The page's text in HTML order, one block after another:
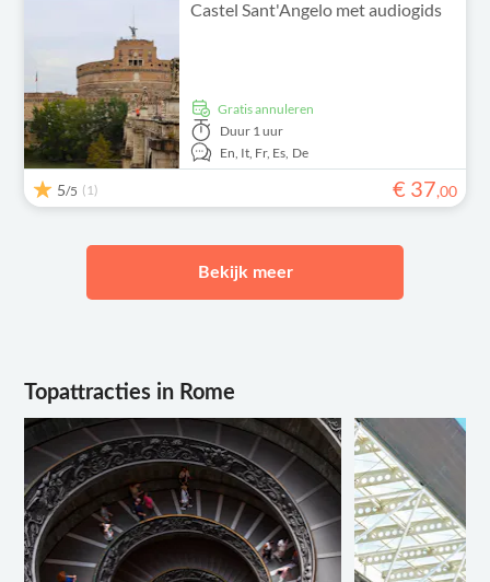
Castel Sant'Angelo met audiogids
Gratis annuleren
Duur 1 uur
En, It, Fr, Es, De
5/5 (1) € 37,00
Bekijk meer
Topattracties in Rome